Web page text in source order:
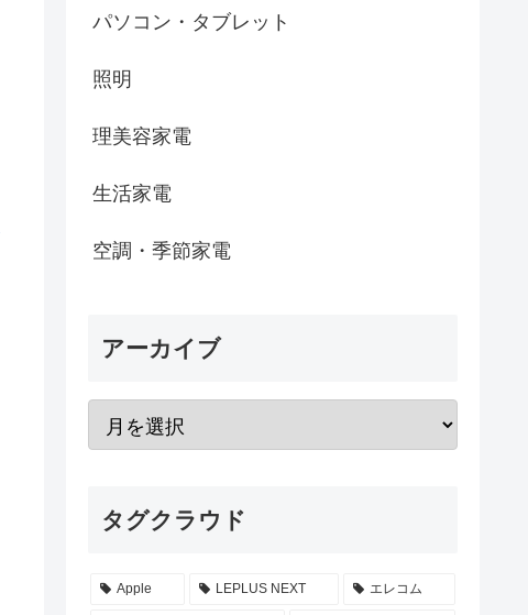
パソコン・タブレット
照明
理美容家電
生活家電
空調・季節家電
アーカイブ
タグクラウド
Apple LEPLUS NEXT エレコム